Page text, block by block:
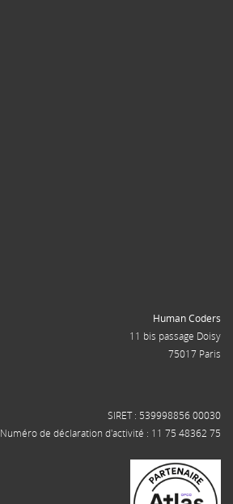
Human Coders
11 bis passage Doisy
75017 Paris
SIRET : 539998856 00030
Numéro de déclaration d'activité : 11 75 48362 75